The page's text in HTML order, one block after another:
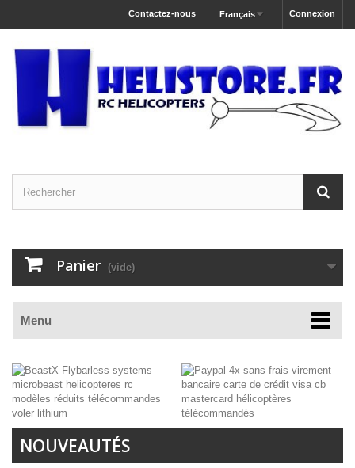
Connexion
Français
Contactez-nous
Panier (vide)
Menu
NOUVEAUTÉS